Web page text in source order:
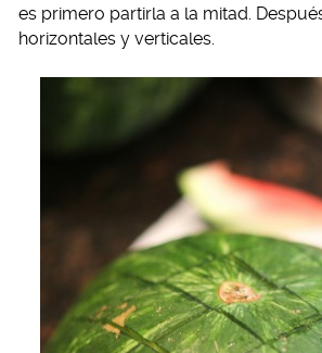
es primero partirla a la mitad.
horizontales y verticales.